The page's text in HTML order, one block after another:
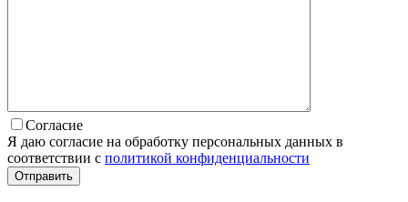
Согласие
Я даю согласие на обработку персональных данных в
соответствии с политикой конфиденциальности